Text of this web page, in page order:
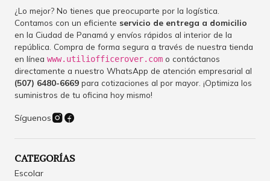
¿Lo mejor? No tienes que preocuparte por la logística.
Contamos con un eficiente servicio de entrega a domicilio
en la Ciudad de Panamá y envíos rápidos al interior de la
república. Compra de forma segura a través de nuestra tienda
en línea www.utiliofficerover.com o contáctanos
directamente a nuestro WhatsApp de atención empresarial al
(507) 6480-6669 para cotizaciones al por mayor. ¡Optimiza los
suministros de tu oficina hoy mismo!
Síguenos
CATEGORÍAS
Escolar